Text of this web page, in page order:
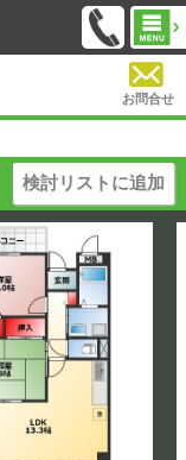
お問合せ
検討リストに追加